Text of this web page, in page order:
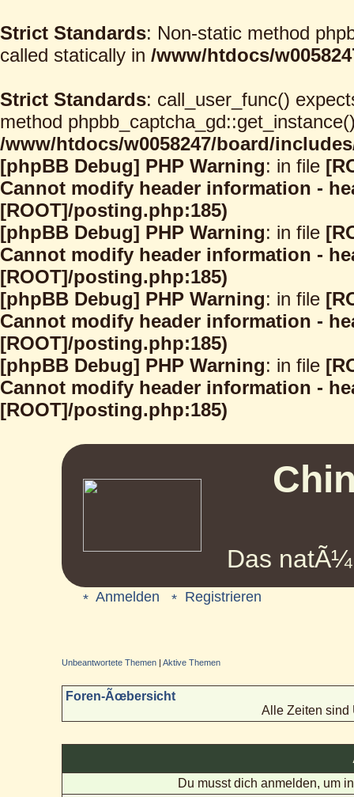
Strict Standards: Non-static method
called statically in /www/htdocs/
Strict Standards: call_user_func()
method
/www/htdocs/w0058247/board/
[phpBB Debug] PHP Warning: in file
Cannot modify header information -
[ROOT]/posting.php:185)
[phpBB Debug] PHP Warning: in file
Cannot modify header information -
[ROOT]/posting.php:185)
[phpBB Debug] PHP Warning: in file
Cannot modify header information -
[ROOT]/posting.php:185)
[phpBB Debug] PHP Warning: in file
Cannot modify header information -
[ROOT]/posting.php:185)
Das
Anmelden Registrieren
Unbeantwortete Themen |Aktive Themen
Foren-Ãœbersicht
Alle Zeiten sind
Du musst dich anmelden, um